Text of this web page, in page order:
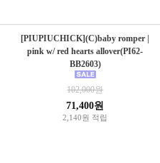
[PIUPIUCHICK](C)baby romper |
pink w/ red hearts allover(PI62-
BB2603)
102,000원
71,400원
2,140원 적립